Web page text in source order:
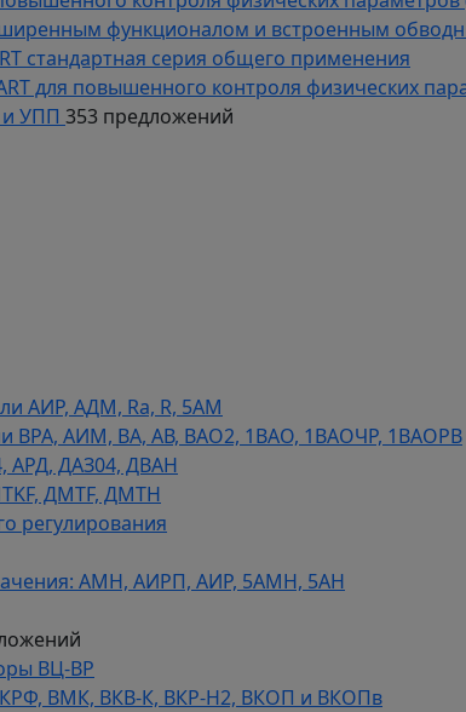
функционалом и встроенным
стандартная серия общего применения
для повышенного контроля физических
и УПП 353 предложений
АИР, АДМ, Ra, R, 5AM
ВРА, АИМ, ВА, АВ, ВАO2, 1ВАО, 1ВАОЧР, 1ВАОРВ
АРД, ДАЗ04, ДВАН
ДMTF, ДМТН
регулирования
АМН, АИРП, АИР, 5АМН, 5АН
ВЦ-ВР
ВМК, ВКВ-К, ВКР-Н2, ВКОП и ВКОПв